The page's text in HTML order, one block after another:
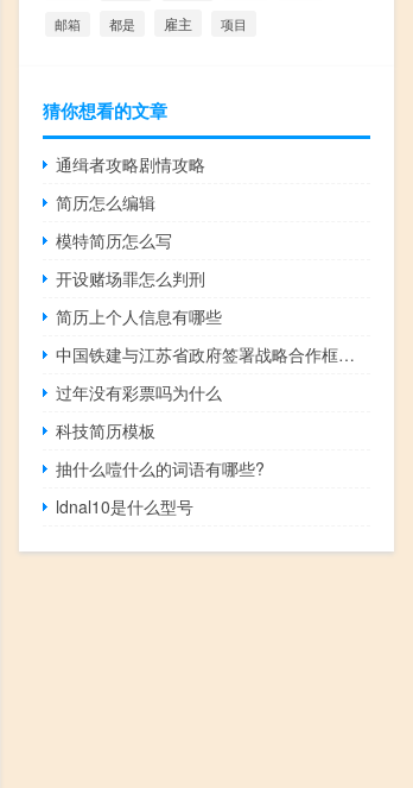
邮箱 都是 雇主 项目
猜你想看的文章
通缉者攻略剧情攻略
简历怎么编辑
模特简历怎么写
开设赌场罪怎么判刑
简历上个人信息有哪些
中国铁建与江苏省政府签署战略合作框架协议
过年没有彩票吗为什么
科技简历模板
抽什么噎什么的词语有哪些?
ldnal10是什么型号